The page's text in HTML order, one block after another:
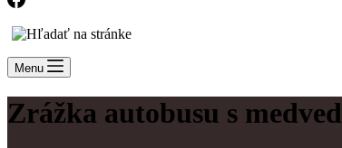
Menu
Zrážka autobusu s